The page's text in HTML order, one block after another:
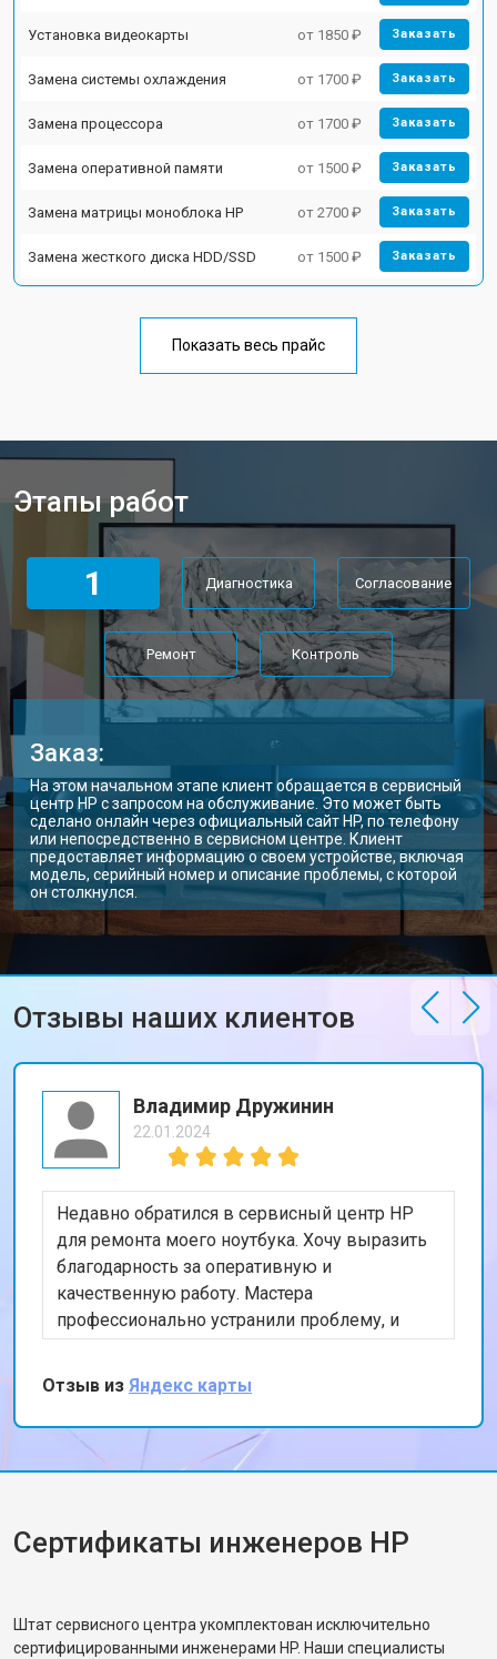
Установка видеокарты от 1850 ₽ Заказать
Замена системы охлаждения от 1700 ₽ Заказать
Замена процессора от 1700 ₽ Заказать
Замена оперативной памяти от 1500 ₽ Заказать
Замена матрицы моноблока HP от 2700 ₽ Заказать
Замена жесткого диска HDD/SSD от 1500 ₽ Заказать
Показать весь прайс
Этапы работ
1 Диагностика Согласование
Ремонт Контроль
Заказ:
На этом начальном этапе клиент обращается в сервисный
центр HP с запросом на обслуживание. Это может быть
сделано онлайн через официальный сайт HP, по телефону
или непосредственно в сервисном центре. Клиент
предоставляет информацию о своем устройстве, включая
модель, серийный номер и описание проблемы, с которой
он столкнулся.
Отзывы наших клиентов
Владимир Дружинин
22.01.2024
Недавно обратился в сервисный центр HP
для ремонта моего ноутбука. Хочу выразить
благодарность за оперативную и
качественную работу. Мастера
профессионально устранили проблему, и
теперь мой ноутбук работает безупречно.
Особенно порадовало, что ремонт был
выполнен в тот же день. Спасибо за вашу
работу!
Отзыв из Яндекс карты
Сертификаты инженеров HP
Штат сервисного центра укомплектован исключительно
сертифицированными инженерами HP. Наши специалисты